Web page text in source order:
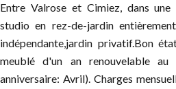
Entre Valrose et Cimiez, dans une
studio en rez-de-jardin
indépendante,jardin privatif.Bon
meublé d'un an renouvelable
anniversaire: Avril). Charges